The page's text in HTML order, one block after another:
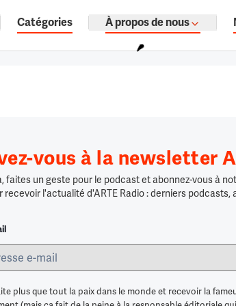
documentaires audio.
Catégories À propos de nous
vous à la newsletter
faites un geste pour le podcast et abonnez-vous à
recevoir l'actualité d'ARTE Radio : derniers
plus que tout la paix dans le monde et recevoir la